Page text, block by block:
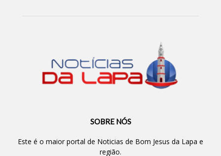
SOBRE NÓS
Este é o maior portal de Noticias de Bom Jesus da Lapa e
região.